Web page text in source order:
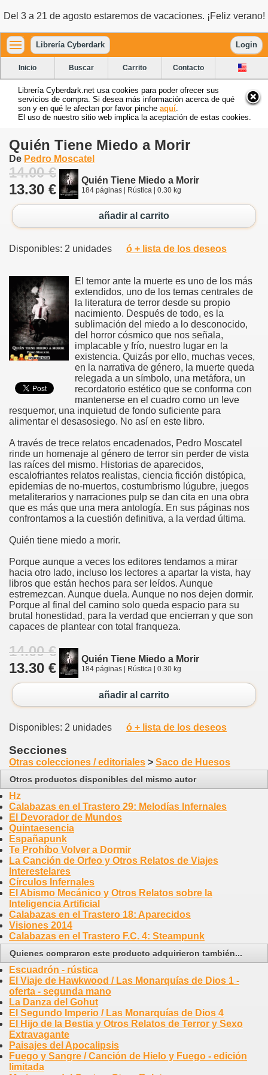
Del 3 a 21 de agosto estaremos de vacaciones. ¡Feliz verano!
Librería Cyberdark Login
Inicio Buscar Carrito Contacto
Librería Cyberdark.net usa cookies para poder ofrecer sus
servicios de compra. Si desea más información acerca de qué
son y en qué le afectan por favor pinche aquí
El uso de nuestro sitio web implica la aceptación de estas cookies.
Quién Tiene Miedo a Morir
De Pedro Moscatel
14.00 €
13.30 €
Quién Tiene Miedo a Morir
184 páginas | Rústica | 0.30 kg
añadir al carrito
Disponibles: 2 unidades ó + lista de los deseos
El temor ante la muerte es uno de los más
extendidos, uno de los temas centrales de
la literatura de terror desde su propio
nacimiento. Después de todo, es la
sublimación del miedo a lo desconocido,
del horror cósmico que nos señala,
implacable y frío, nuestro lugar en la
existencia. Quizás por ello, muchas veces,
en la narrativa de género, la muerte queda
relegada a un símbolo, una metáfora, un
recordatorio estético que se conforma con
mantenerse en el cuadro como un leve
resquemor, una inquietud de fondo suficiente para
alimentar el desasosiego. No así en este libro.
A través de trece relatos encadenados, Pedro Moscatel
rinde un homenaje al género de terror sin perder de vista
las raíces del mismo. Historias de aparecidos,
escalofriantes relatos realistas, ciencia ficción distópica,
epidemias de no-muertos, costumbrismo lúgubre, juegos
metaliterarios y narraciones pulp se dan cita en una obra
que es más que una mera antología. En sus páginas nos
confrontamos a la cuestión definitiva, a la verdad última.
Quién tiene miedo a morir.
Porque aunque a veces los editores tendamos a mirar
hacia otro lado, incluso los lectores a apartar la vista, hay
libros que están hechos para ser leídos. Aunque
estremezcan. Aunque duela. Aunque no nos dejen dormir.
Porque al final del camino solo queda espacio para su
brutal honestidad, para la verdad que encierran y que son
capaces de plantear con total franqueza.
14.00 €
13.30 €
Quién Tiene Miedo a Morir
184 páginas | Rústica | 0.30 kg
añadir al carrito
Disponibles: 2 unidades ó + lista de los deseos
Secciones
Otras colecciones / editoriales > Saco de Huesos
Otros productos disponibles del mismo autor
Hz
Calabazas en el Trastero 29: Melodías Infernales
El Devorador de Mundos
Quintaesencia
Españapunk
Te Prohíbo Volver a Dormir
La Canción de Orfeo y Otros Relatos de Viajes
Interestelares
Círculos Infernales
El Abismo Mecánico y Otros Relatos sobre la
Inteligencia Artificial
Calabazas en el Trastero 18: Aparecidos
Visiones 2014
Calabazas en el Trastero F.C. 4: Steampunk
Quienes compraron este producto adquirieron también...
Escuadrón - rústica
El Viaje de Hawkwood / Las Monarquías de Dios 1 -
oferta - segunda mano
La Danza del Gohut
El Segundo Imperio / Las Monarquías de Dios 4
El Hijo de la Bestia y Otros Relatos de Terror y Sexo
Extravagante
Paisajes del Apocalipsis
Fuego y Sangre / Canción de Hielo y Fuego - edición
limitada